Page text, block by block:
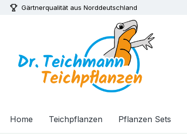
Hauptinhalt springen
Zur Suche springen
Zur Hauptnavigation springen
Gärtnerqualität aus Norddeutschland
Home Teichpflanzen Pflanzen Sets